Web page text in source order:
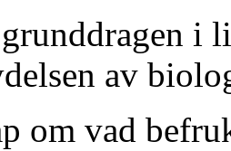
i
av
om vad